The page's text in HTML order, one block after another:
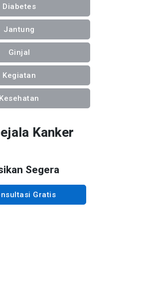
Diabetes
Jantung
Ginjal
Kegiatan
Kesehatan
Kanker
Segera
Gratis